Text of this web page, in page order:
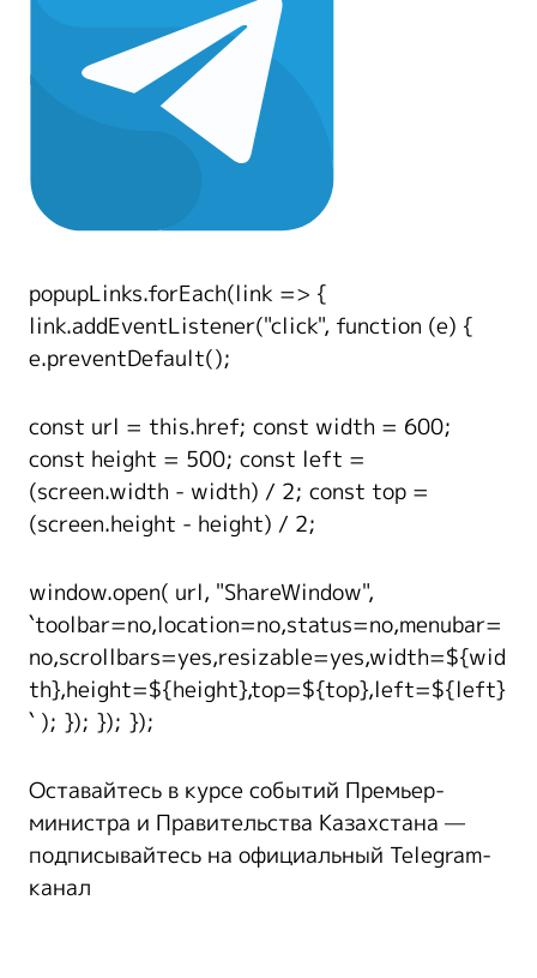
popupLinks.forEach(link => {
link.addEventListener("click", function (e) {
e.preventDefault();
const url = this.href; const width = 600;
const height = 500; const left =
(screen.width - width) / 2; const top =
(screen.height - height) / 2;
window.open( url, "ShareWindow",
`toolbar=no,location=no,status=no,menubar=
no,scrollbars=yes,resizable=yes,width=${wid
th},height=${height},top=${top},left=${left}
` ); }); }); });
Оставайтесь в курсе событий Премьер-
министра и Правительства Казахстана —
подписывайтесь на официальный Telegram-
канал